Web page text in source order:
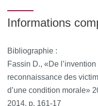
Informations
Bibliographie :
Fassin D., «De
reconnaissance des
d’une condition morale»
2014, p. 161-17